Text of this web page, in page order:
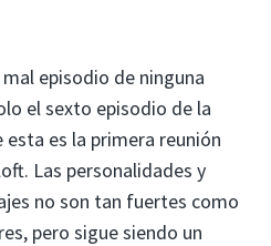
episodio de ninguna
el sexto episodio de la
es la primera reunión
Las personalidades y
no son tan fuertes como
pero sigue siendo un